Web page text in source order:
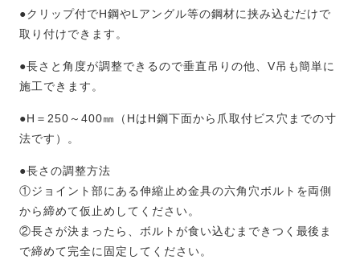
●クリップ付でH鋼やLアングル等の鋼材に挟み込むだけで
取り付けできます。
●長さと角度が調整できるので垂直吊りの他、V吊も簡単に
施工できます。
●H＝250～400㎜（HはH鋼下面から爪取付ビス穴までの寸
法です）。
●長さの調整方法
①ジョイント部にある伸縮止め金具の六角穴ボルトを両側
から締めて仮止めしてください。
②長さが決まったら、ボルトが食い込むまできつく最後ま
で締めて完全に固定してください。